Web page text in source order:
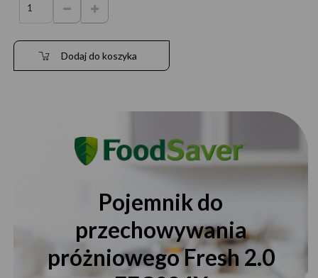
Dodaj do koszyka
Pojemnik do
przechowywania
próżniowego Fresh 2.0